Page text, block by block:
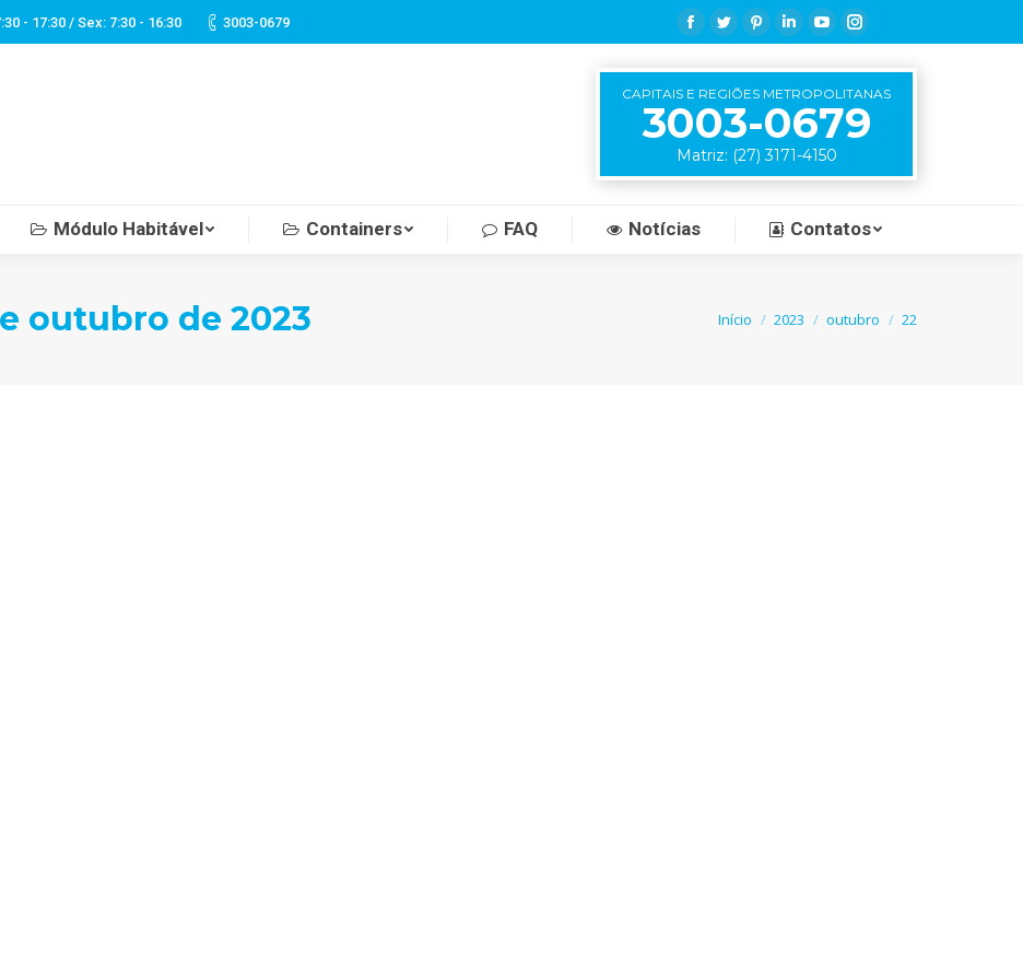
- 17:30 / Sex: 7:30 - 16:30 3003-0679
Facebook
TwitterPinterestLinkedinYouTubeInstagram
CAPITAIS E REGIÕES METROPOLITANAS
3003-0679
Matriz: (27) 3171-4150
Módulo Habitável Containers FAQ Notícias Contatos
outubro de 2023 Você está aqui:Início 2023 outubro 22